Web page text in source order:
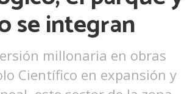
se integran
millonaria en obras
Científico en expansión y